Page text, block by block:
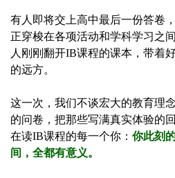
有人即将交上高中最后一份答卷
正穿梭在各项活动和学科学习之
人刚刚翻开IB课程的课本，带着
的远方。
这一次，我们不谈宏大的教育理
的问卷，把那些写满真实体验的
在读IB课程的每一个你： 你此刻
间，全都有意义。